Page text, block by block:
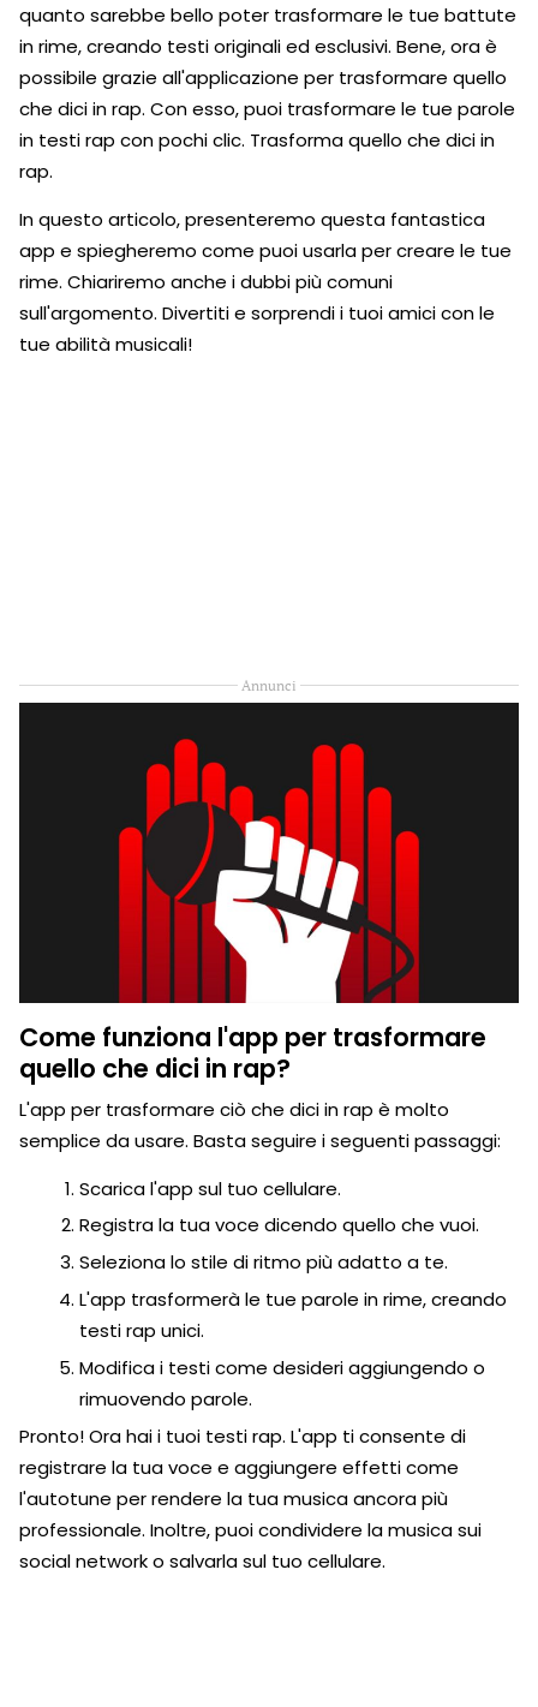
quanto sarebbe bello poter trasformare le tue battute
in rime, creando testi originali ed esclusivi. Bene, ora è
possibile grazie all'applicazione per trasformare quello
che dici in rap. Con esso, puoi trasformare le tue parole
in testi rap con pochi clic. Trasforma quello che dici in
rap.
In questo articolo, presenteremo questa fantastica
app e spiegheremo come puoi usarla per creare le tue
rime. Chiariremo anche i dubbi più comuni
sull'argomento. Divertiti e sorprendi i tuoi amici con le
tue abilità musicali!
Annunci
Come funziona l'app per trasformare
quello che dici in rap?
L'app per trasformare ciò che dici in rap è molto
semplice da usare. Basta seguire i seguenti passaggi:
Scarica l'app sul tuo cellulare.
Registra la tua voce dicendo quello che vuoi.
Seleziona lo stile di ritmo più adatto a te.
L'app trasformerà le tue parole in rime, creando
testi rap unici.
Modifica i testi come desideri aggiungendo o
rimuovendo parole.
Pronto! Ora hai i tuoi testi rap. L'app ti consente di
registrare la tua voce e aggiungere effetti come
l'autotune per rendere la tua musica ancora più
professionale. Inoltre, puoi condividere la musica sui
social network o salvarla sul tuo cellulare.